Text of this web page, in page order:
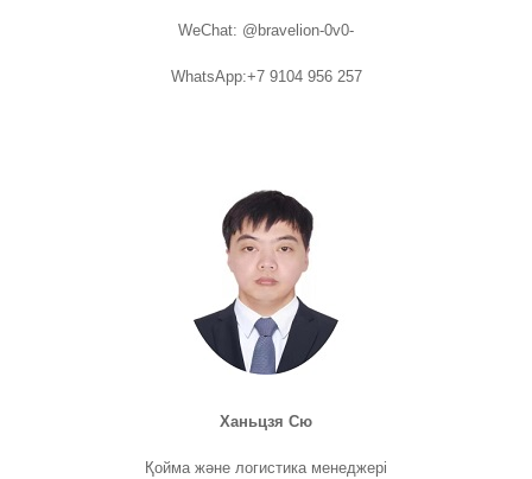
WeChat: @bravelion-0v0-
WhatsApp:+7 9104 956 257
Ханьцзя Сю
Қойма және логистика менеджері